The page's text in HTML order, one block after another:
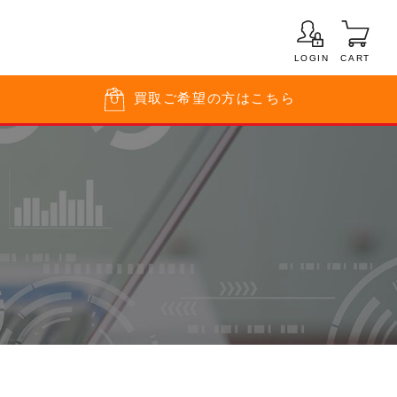
LOGIN CART
買取 ご希望の方はこちら